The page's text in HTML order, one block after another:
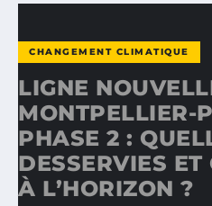
CHANGEMENT CLIMATIQUE
LIGNE
MONTPELLIER-
PHASE 2 :
DESSERVIES
À L’HORIZON ?